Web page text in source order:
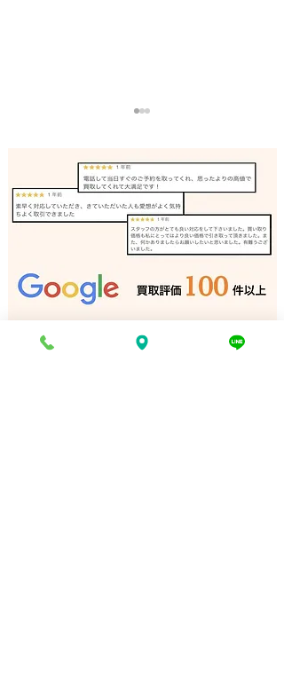
アマチュア無線機 出張買
取 宍粟市｜姫路の買取専
門店